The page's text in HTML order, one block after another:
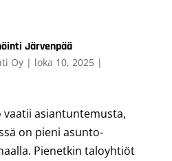
Järvenpää
Oy| loka 10, 2025|
asiantuntemusta,
on pieni asunto-
Pienetkin taloyhtiöt